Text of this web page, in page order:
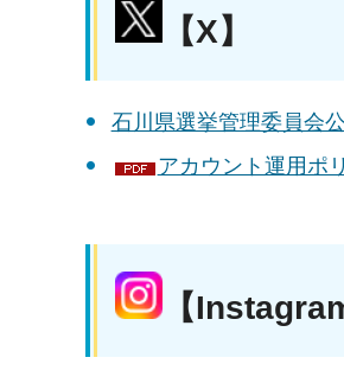
【X】
石川県選挙管理委員会
アカウント運用ポ
【